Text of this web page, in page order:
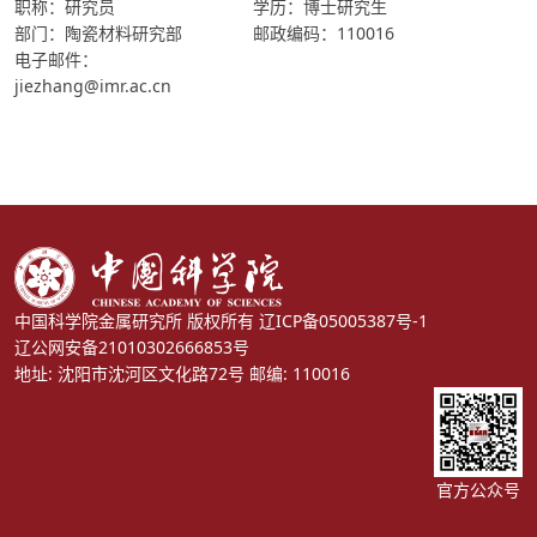
职称：研究员
学历：博士研究生
部门：陶瓷材料研究部
邮政编码：110016
电子邮件：
jiezhang@imr.ac.cn
中国科学院金属研究所 版权所有 辽ICP备05005387号-1
辽公网安备21010302666853号
地址: 沈阳市沈河区文化路72号 邮编: 110016
官方公众号